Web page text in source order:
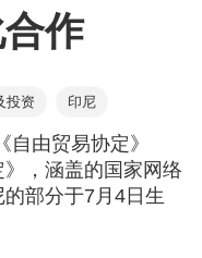
作
投资 印尼
由贸易协定》
》，涵盖的国家网络
部分于7月4日生